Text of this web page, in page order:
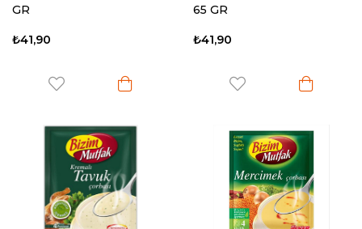
GR
₺41,90
65 GR
₺41,90